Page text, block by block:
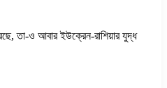
তা-ও আবার ইউক্রেন-রাশিয়ার যুদ্ধ